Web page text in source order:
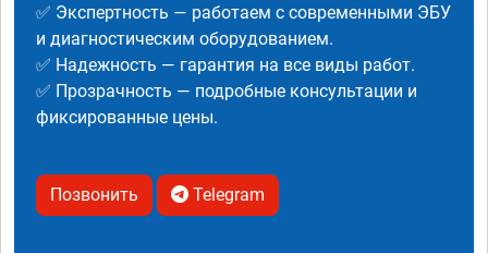
✅ Экспертность — работаем с современными ЭБУ
и диагностическим оборудованием.
✅ Надежность — гарантия на все виды работ.
✅ Прозрачность — подробные консультации и
фиксированные цены.
Позвонить Telegram